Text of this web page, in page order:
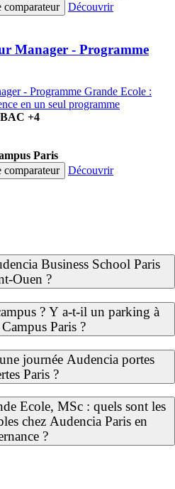
comparateur
Découvrir
Manager - Programme
- Programme Grande Ecole :
en un seul programme
+4
Paris
comparateur Découvrir
Business School Paris
Ouen ?
? Y a-t-il un parking à
Paris ?
journée Audencia portes
Paris ?
Ecole, MSc : quels sont les
chez Audencia Paris en
?